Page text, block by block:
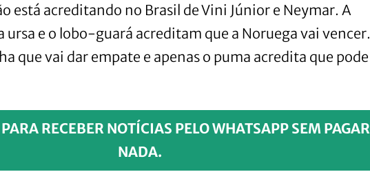
está acreditando no Brasil de Vini Júnior e Neymar. A
e o lobo-guará acreditam que a Noruega vai vencer.
que vai dar empate e apenas o puma acredita que pode
RECEBER NOTÍCIAS PELO WHATSAPP SEM PAGAR
NADA.